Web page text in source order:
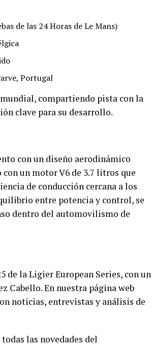
de las 24 Horas de Le Mans)
Portugal
compartiendo pista con la
clave para su desarrollo.
con un diseño aerodinámico
con un motor V6 de 3.7 litros que
de conducción cercana a los
entre potencia y control, se
dentro del automovilismo de
de la Ligier European Series, con un
Cabello. En nuestra página web
noticias, entrevistas y análisis de
las novedades del